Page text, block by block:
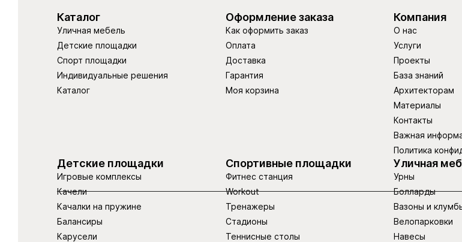
Каталог
Уличная мебель
Детские площадки
Спорт площадки
Индивидуальные решения
Каталог
Оформление заказа
Как оформить заказ
Оплата
Доставка
Гарантия
Моя корзина
Компания
О нас
Услуги
Проекты
База знаний
Архитекторам
Материалы
Контакты
Важная
Политика
Детские площадки
Игровые комплексы
Качели
Качалки на пружине
Балансиры
Карусели
Спортивные площадки
Фитнес станция
Workout
Тренажеры
Стадионы
Теннисные столы
Уличная
Урны
Болларды
Вазоны и
Велопарковки
Навесы